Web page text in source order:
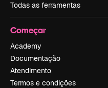
Todas as ferramentas
Começar
Academy
Documentação
Atendimento
Termos e condições